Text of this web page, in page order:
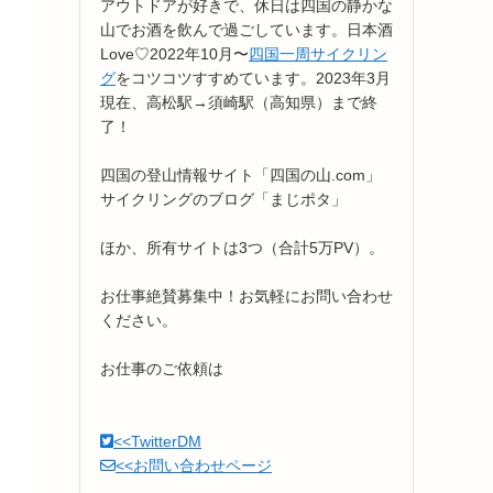
アウトドアが好きで、休日は四国の静かな
山でお酒を飲んで過ごしています。日本酒
Love♡2022年10月〜四国一周サイクリン
グをコツコツすすめています。2023年3月
現在、高松駅→須崎駅（高知県）まで終
了！
四国の登山情報サイト「四国の山.com」
サイクリングのブログ「まじポタ」
ほか、所有サイトは3つ（合計5万PV）。
お仕事絶賛募集中！お気軽にお問い合わせ
ください。
お仕事のご依頼は
<<TwitterDM
<<お問い合わせページ